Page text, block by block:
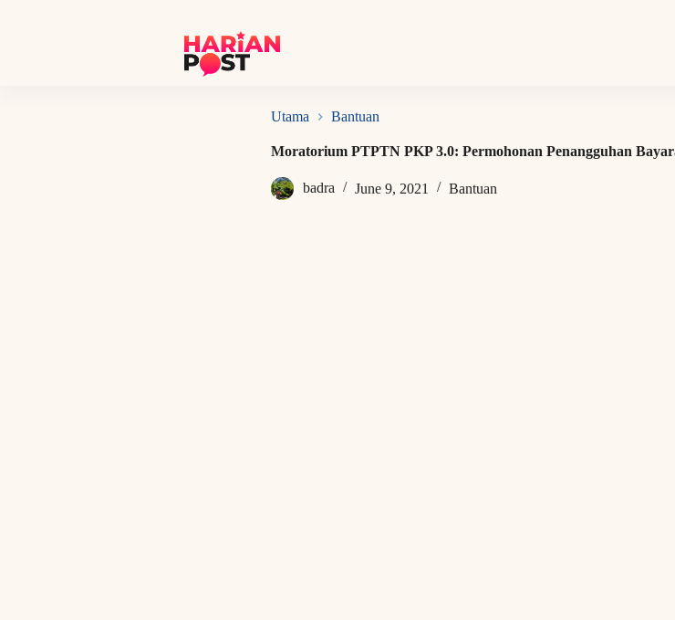
Utama Bantuan
Moratorium PTPTN PKP 3.0: Permohonan Penangguhan
badra June 9, 2021 Bantuan